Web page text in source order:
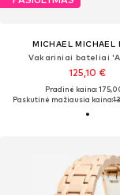
MICHAEL MICHAEL
Vakariniai bateliai
125,10 €
Pradinė kaina:
Paskutinė mažiausia kaina: